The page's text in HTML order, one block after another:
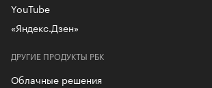
ДРУГИЕ ПРОДУКТЫ РБК
Облачные решения
YouTube
«Яндекс.Дзен»